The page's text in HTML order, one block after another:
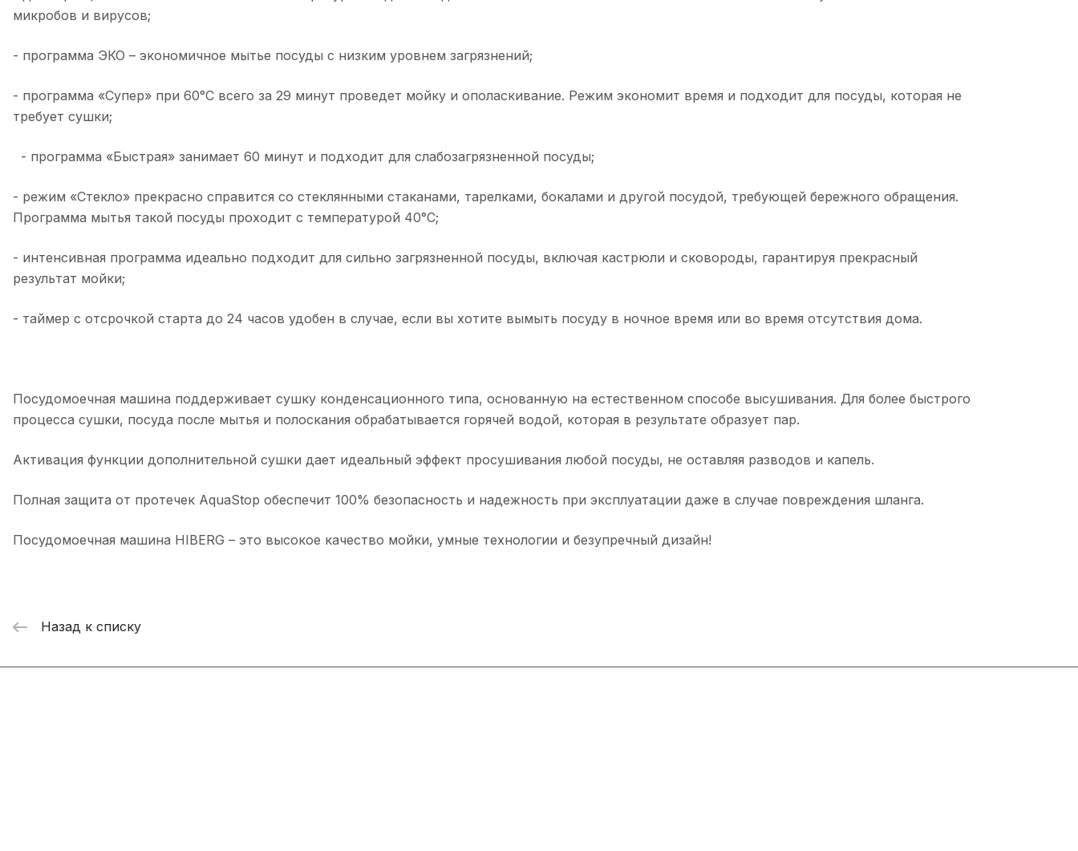
микробов и вирусов;
- программа ЭКО – экономичное мытье посуды с низким уровнем загрязнений;
- программа «Супер» при 60°C всего за 29 минут проведет мойку и ополаскивание. Режим экономит время и подходит для посуды, которая не
требует сушки;
- программа «Быстрая» занимает 60 минут и подходит для слабозагрязненной посуды;
- режим «Стекло» прекрасно справится со стеклянными стаканами, тарелками, бокалами и другой посудой, требующей бережного обращения.
Программа мытья такой посуды проходит с температурой 40°C;
- интенсивная программа идеально подходит для сильно загрязненной посуды, включая кастрюли и сковороды, гарантируя прекрасный
результат мойки;
- таймер с отсрочкой старта до 24 часов удобен в случае, если вы хотите вымыть посуду в ночное время или во время отсутствия дома.
Посудомоечная машина поддерживает сушку конденсационного типа, основанную на естественном способе высушивания. Для более быстрого
процесса сушки, посуда после мытья и полоскания обрабатывается горячей водой, которая в результате образует пар.
Активация функции дополнительной сушки дает идеальный эффект просушивания любой посуды, не оставляя разводов и капель.
Полная защита от протечек AquaStop обеспечит 100% безопасность и надежность при эксплуатации даже в случае повреждения шланга.
Посудомоечная машина HIBERG – это высокое качество мойки, умные технологии и безупречный дизайн!
Назад к списку